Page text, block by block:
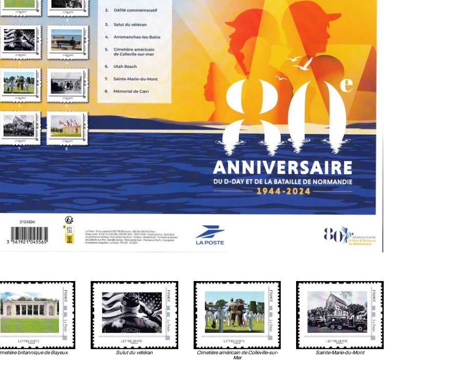
britannique de Bayeux Sulut du vétéran
Cimetière américain de Colleville-sur-
Mer
Sainte-Marie-du-Mont